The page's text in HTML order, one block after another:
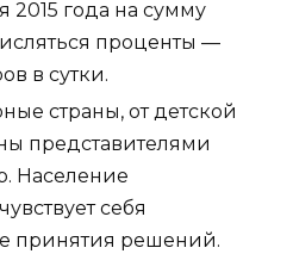
2015 года на сумму
проценты —
в сутки.
страны, от детской
представителями
Население
себя
принятия решений.